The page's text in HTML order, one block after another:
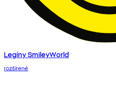
Legíny SmileyWorld
rozšírené